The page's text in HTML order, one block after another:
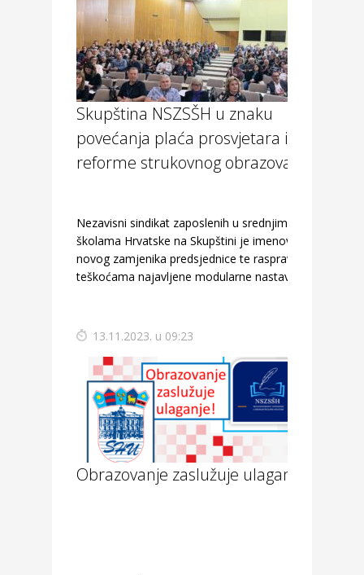
Skupština NSZSŠH u znaku
povećanja plaća prosvjetara i
reforme strukovnog obrazovanja
Nezavisni sindikat zaposlenih u srednjim
školama Hrvatske na Skupštini je imenovao
novog zamjenika predsjednice te raspravljao i o
teškoćama najavljene modularne nastave.
13.11.2023. u 09:23
Obrazovanje zaslužuje ulaganje!